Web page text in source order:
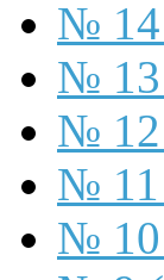
№ 14
№ 13
№ 12
№ 11
№ 10